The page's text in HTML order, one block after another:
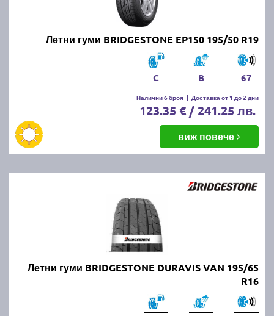
Летни гуми BRIDGESTONE EP150 195/50 R19
C B 67
Налични 6 броя | Доставка от 1 до 2 дни
123.35 € / 241.25 лв.
виж повече
Летни гуми BRIDGESTONE DURAVIS VAN 195/65
R16